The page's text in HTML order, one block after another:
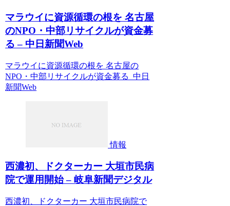
マラウイに資源循環の根を 名古屋
のNPO・中部リサイクルが資金募
る – 中日新聞Web
マラウイに資源循環の根を 名古屋の
NPO・中部リサイクルが資金募る 中日
新聞Web
情報
西濃初、ドクターカー 大垣市民病
院で運用開始 – 岐阜新聞デジタル
西濃初、ドクターカー 大垣市民病院で